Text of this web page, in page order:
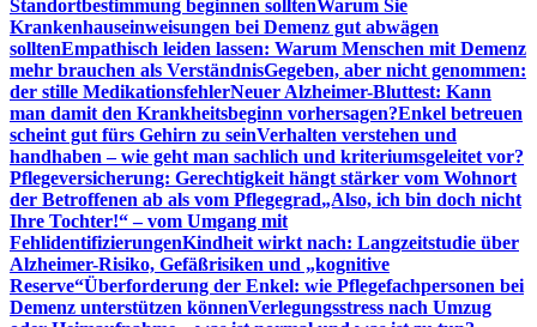
Standortbestimmung beginnen solltenWarum Sie
Krankenhauseinweisungen bei Demenz gut abwägen
solltenEmpathisch leiden lassen: Warum Menschen mit Demenz
mehr brauchen als VerständnisGegeben, aber nicht genommen:
der stille MedikationsfehlerNeuer Alzheimer-Bluttest: Kann
man damit den Krankheitsbeginn vorhersagen?Enkel betreuen
scheint gut fürs Gehirn zu seinVerhalten verstehen und
handhaben – wie geht man sachlich und kriteriumsgeleitet vor?
Pflegeversicherung: Gerechtigkeit hängt stärker vom Wohnort
der Betroffenen ab als vom Pflegegrad„Also, ich bin doch nicht
Ihre Tochter!“ – vom Umgang mit
FehlidentifizierungenKindheit wirkt nach: Langzeitstudie über
Alzheimer-Risiko, Gefäßrisiken und „kognitive
Reserve“Überforderung der Enkel: wie Pflegefachpersonen bei
Demenz unterstützen könnenVerlegungsstress nach Umzug